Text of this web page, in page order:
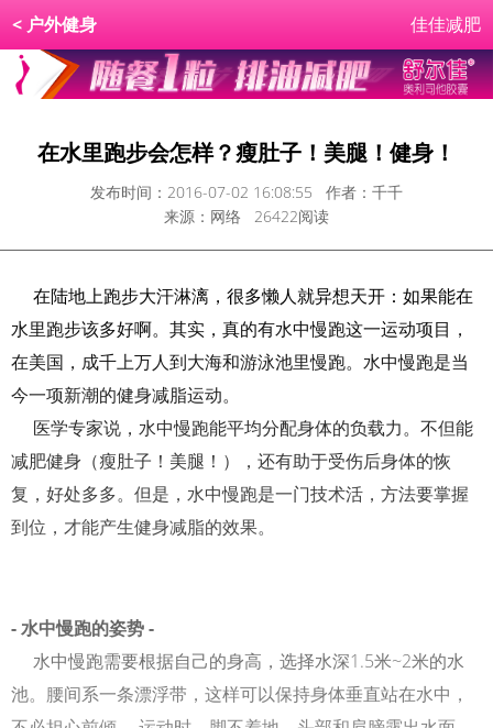
< 户外健身 佳佳减肥
在水里跑步会怎样？瘦肚子！美腿！健身！
发布时间：2016-07-02 16:08:55 作者：千千
来源：网络 26422阅读
在陆地上跑步大汗淋漓，很多懒人就异想天开：如果能在
水里跑步该多好啊。其实，真的有水中慢跑这一运动项目，
在美国，成千上万人到大海和游泳池里慢跑。水中慢跑是当
今一项新潮的健身减脂运动。
医学专家说，水中慢跑能平均分配身体的负载力。不但能
减肥健身（瘦肚子！美腿！），还有助于受伤后身体的恢
复，好处多多。但是，水中慢跑是一门技术活，方法要掌握
到位，才能产生健身减脂的效果。
- 水中慢跑的姿势 -
水中慢跑需要根据自己的身高，选择水深1.5米~2米的水
池。腰间系一条漂浮带，这样可以保持身体垂直站在水中，